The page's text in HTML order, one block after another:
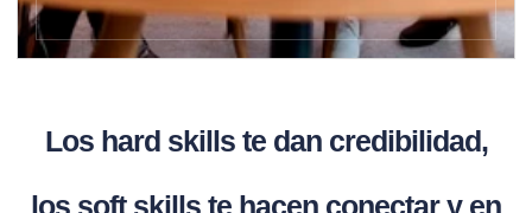
Los hard skills te dan credibilidad,
los soft skills te hacen conectar y en